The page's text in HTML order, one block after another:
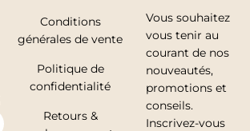
Conditions
générales de vente
Politique de
confidentialité
Retours &
Vous souhaitez
vous tenir au
courant de nos
nouveautés,
promotions et
conseils.
Inscrivez-vous